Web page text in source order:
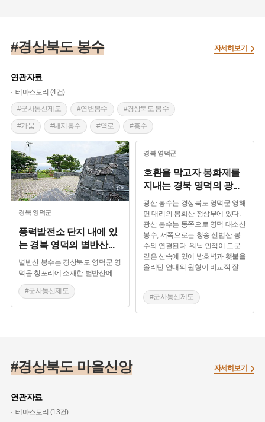
#경상북도 봉수
연관자료
테마스토리 (4건)
#군사통신제도
#연변봉수 #경상북도 봉수
#가뭄 #내지봉수 #역로 #홍수
#포항 가볼만한곳
자세히보기
경북 영덕군
풍력발전소 단지 내에 있
는 경북 영덕의 별반산...
별반산 봉수는 경상북도 영덕군 영
덕읍 창포리에 소재한 별반산에 ...
#군사통신제도
#연변봉수
경북 영덕군
호환을 막고자 봉화제를
지내는 경북 영덕의 광...
광산 봉수는 경상북도 영덕군 영해
면 대리의 봉화산 정상부에 있다.
광산 봉수는 동쪽으로 영덕 대소산
봉수, 서쪽으로는 청송 신법산 봉
수와 연결된다. 워낙 인적이 드문
깊은 산속에 있어 방호벽과 횃불을
올리던 연대의 원형이 비교적 잘...
#군사통신제도
#연변봉수
#경상북도 마을신앙
연관자료
테마스토리 (13건)
자세히보기